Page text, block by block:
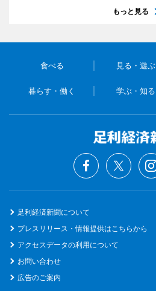
もっと見る
食べる 見る・遊ぶ
暮らす・働く 学ぶ・知る
足利経済新聞について
プレスリリース・情報提供はこちらから
アクセスデータの利用について
お問い合わせ
広告のご案内